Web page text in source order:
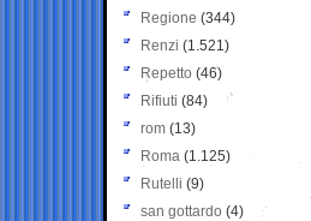
Regione (344)
Renzi (1.521)
Repetto (46)
Rifiuti (84)
rom (13)
Roma (1.125)
Rutelli (9)
san gottardo (4)